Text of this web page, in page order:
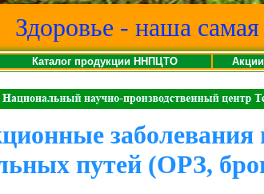
Здоровье - наша
Каталог продукции ННПЦТО
заболевания
путей (ОРЗ,